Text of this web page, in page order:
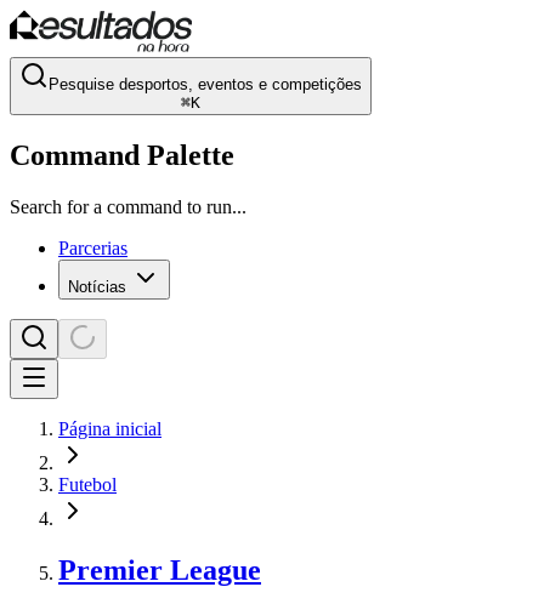
Pesquise desportos, eventos e competições
⌘K
Command Palette
Search for a command to run...
Parcerias
Notícias
Página inicial
Futebol
Premier League